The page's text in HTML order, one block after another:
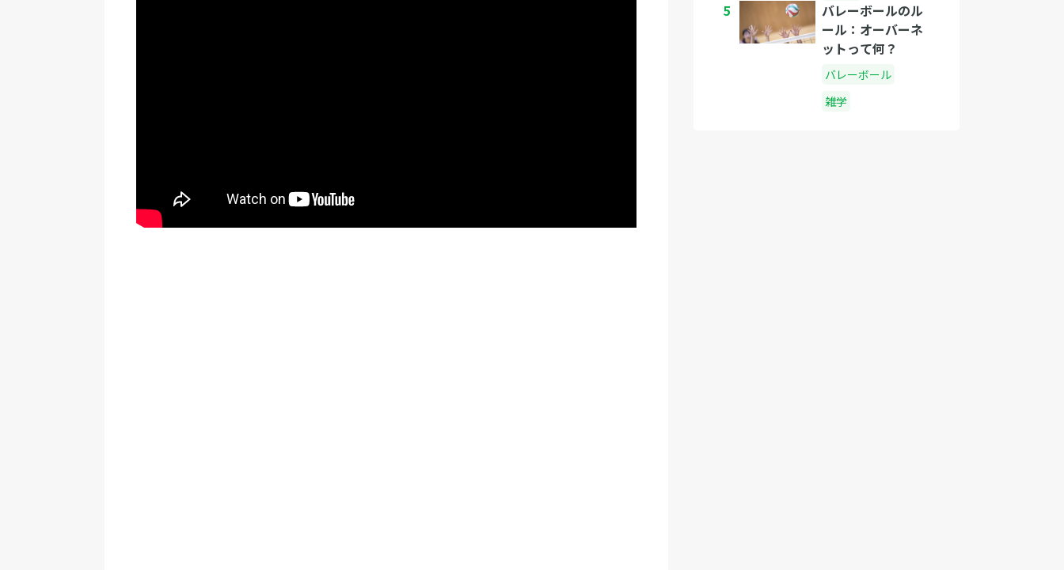
5
バレーボールのル
ール：オーバーネ
ットって何？
バレーボール
雑学